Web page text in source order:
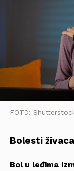
FOTO:
Bolesti
Bol u leđima